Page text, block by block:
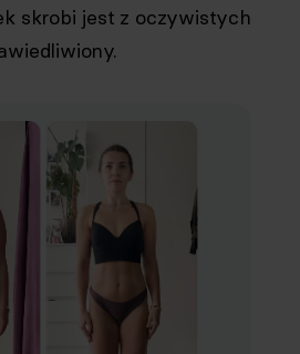
skrobi jest z oczywistych